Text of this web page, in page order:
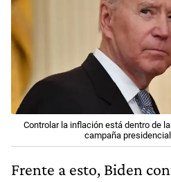
Controlar la inflación está dentro de
campaña
Frente a esto, Biden